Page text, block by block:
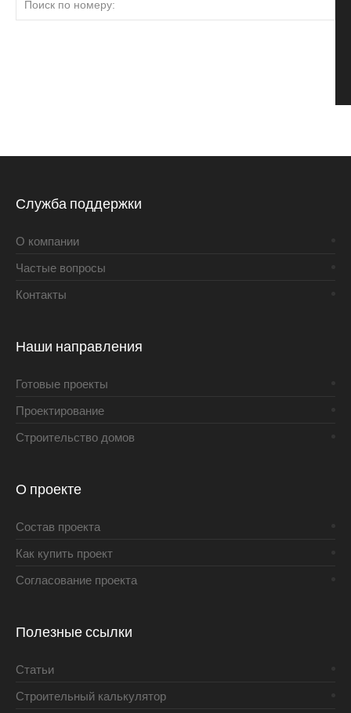
Служба поддержки
О компании
Частые вопросы
Контакты
Наши направления
Готовые проекты
Проектирование
Строительство домов
О проекте
Состав проекта
Как купить проект
Согласование проекта
Полезные ссылки
Статьи
Строительный калькулятор